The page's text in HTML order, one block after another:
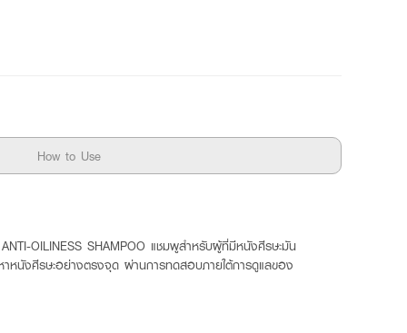
How to Use
OILINESS SHAMPOO แชมพูสำหรับผู้ที่มีหนังศีรษะมัน
หนังศีรษะอย่างตรงจุด ผ่านการทดสอบภายใต้การดูแลของ